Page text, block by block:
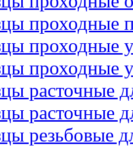
проходные
проходные
проходные
расточные
расточные
резьбовые